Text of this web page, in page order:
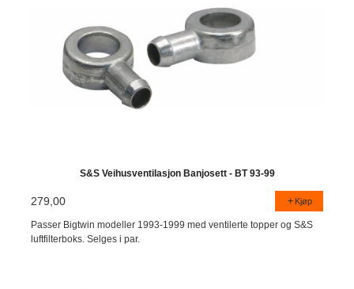
S&S Veihusventilasjon Banjosett - BT 93-99
279,00 Kjøp
Passer Bigtwin modeller 1993-1999 med ventilerte topper og S&S
luftfilterboks. Selges i par.